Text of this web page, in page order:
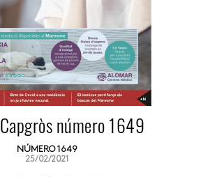
número 1649
NÚMERO 1649
25/02/2021